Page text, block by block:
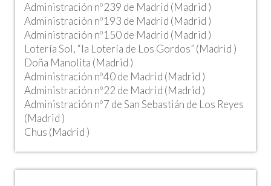
Administración nº239 de Madrid (Madrid )
Administración nº193 de Madrid (Madrid )
Administración nº150 de Madrid (Madrid )
Lotería Sol, “la Lotería de Los Gordos” (Madrid )
Doña Manolita (Madrid )
Administración nº40 de Madrid (Madrid )
Administración nº22 de Madrid (Madrid )
Administración nº7 de San Sebastián de Los Reyes
(Madrid )
Chus (Madrid )